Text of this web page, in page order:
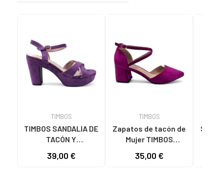
TIMBOS
TIMBOS SANDALIA DE
TACÓN Y
MODELO 131423
39,00 €
TIMBOS
Zapatos de tacón de
Mujer TIMBOS
VESTIR MUJER
35,00 €